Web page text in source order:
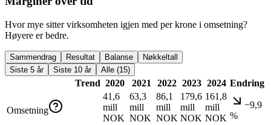
Hvor mye sitter virksomheten igjen med per krone i omsetning?
Høyere er bedre.
Sammendrag Resultat Balanse
Nøkkeltall
Siste 5 år
Siste 10 år Alle (15)
Trend 2020 2021 2022 2023 2024 Endring
Omsetning
41,6
mill
NOK
63,3
mill
NOK
86,1
mill
NOK
179,6
mill
NOK
161,8
mill
NOK
−9,9
%